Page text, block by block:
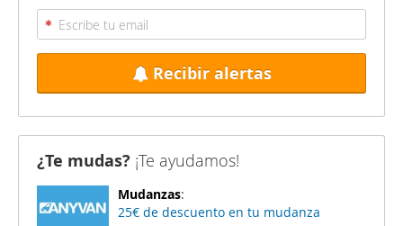
Recibir alertas
¿Te mudas? ¡Te ayudamos!
Mudanzas:
25€ de descuento en tu mudanza